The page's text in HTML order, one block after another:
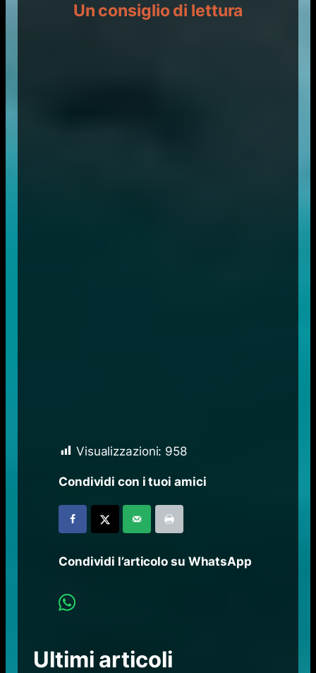
Un consiglio di lettura
Visualizzazioni: 958
Condividi con i tuoi amici
Condividi l’articolo su WhatsApp
Ultimi articoli